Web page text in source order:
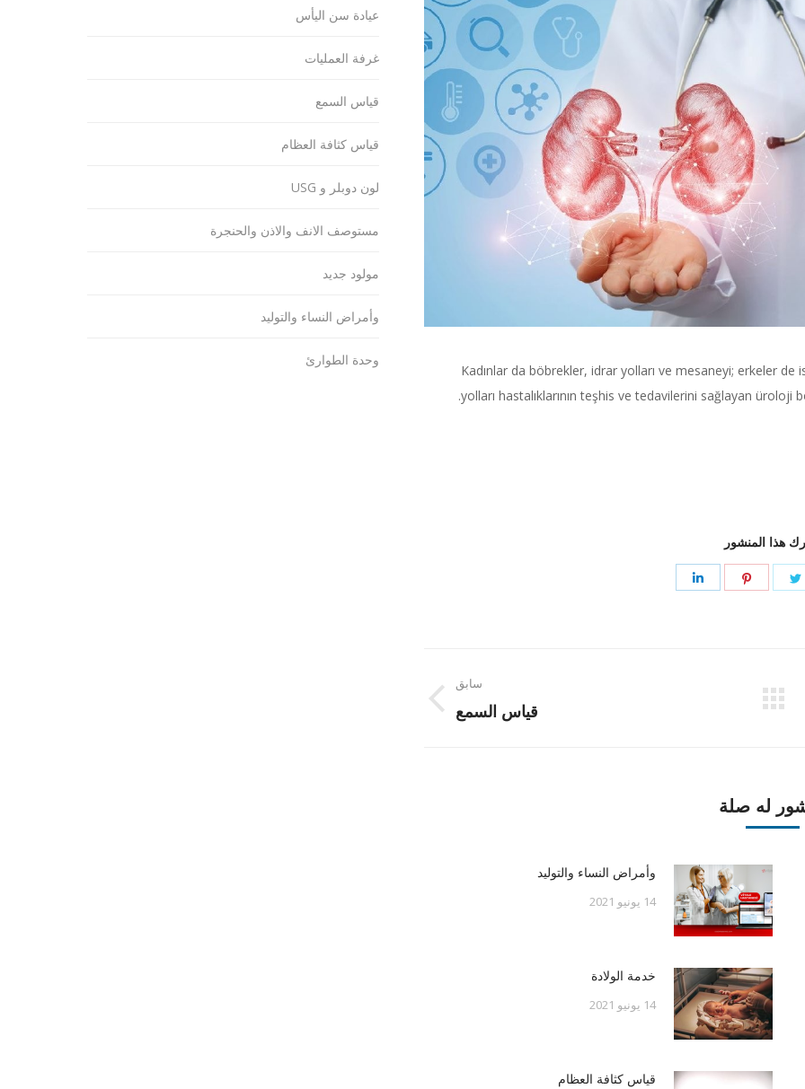
Kadınlar da böbrekler, idrar yolları ve mesaneyi; erkeler
yolları hastalıklarının teşhis ve tedavilerini sağlayan
هذا المنشور
Share
Share
سابق
Previousقياس السمع
له صلة
وأمراض النساء والتوليد
14 يونيو 2021
خدمة الولادة
14 يونيو 2021
قياس كثافة العظام
عيادة سن اليأس
غرفة العمليات
قياس السمع
قياس كثافة العظام
لون دوبلر و USG
مستوصف الانف والاذن والحنجرة
مولود جديد
وأمراض النساء والتوليد
وحدة الطوارئ